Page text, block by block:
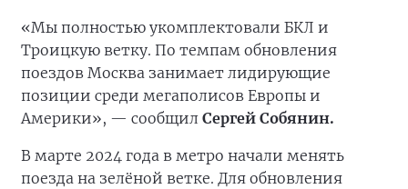
«Мы полностью укомплектовали БКЛ и
Троицкую ветку. По темпам обновления
поездов Москва занимает лидирующие
позиции среди мегаполисов Европы и
Америки», — сообщил Сергей Собянин.
В марте 2024 года в метро начали менять
поезда на зелёной ветке. Для обновления